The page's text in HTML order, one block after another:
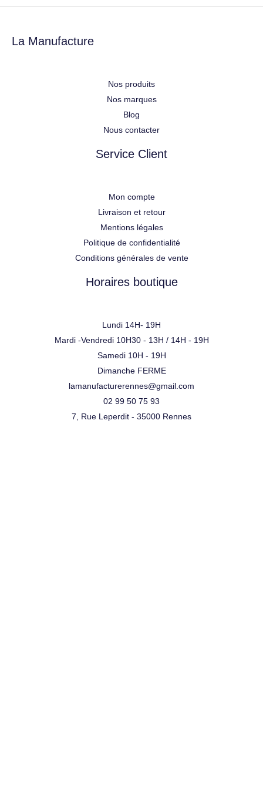
La Manufacture
Nos produits
Nos marques
Blog
Nous contacter
Service Client
Mon compte
Livraison et retour
Mentions légales
Politique de confidentialité
Conditions générales de vente
Horaires boutique
Lundi 14H- 19H
Mardi -Vendredi 10H30 - 13H / 14H - 19H
Samedi 10H - 19H
Dimanche FERME
lamanufacturerennes@gmail.com
02 99 50 75 93
7, Rue Leperdit - 35000 Rennes